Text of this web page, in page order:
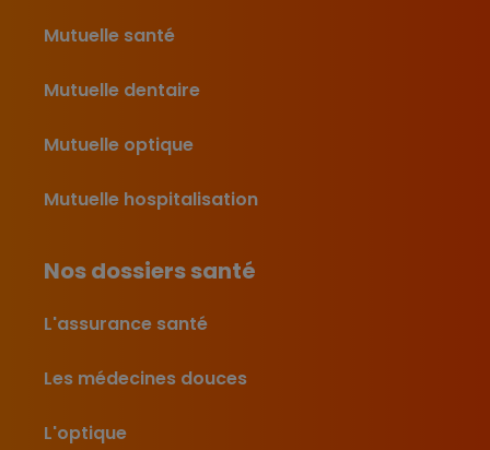
Mutuelle santé
Mutuelle dentaire
Mutuelle optique
Mutuelle hospitalisation
Nos dossiers santé
L'assurance santé
Les médecines douces
L'optique